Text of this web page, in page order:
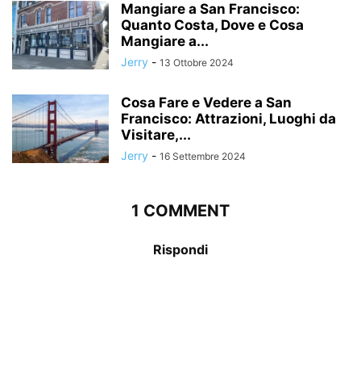
Mangiare a San Francisco:
Quanto Costa, Dove e Cosa
Mangiare a...
Jerry - 13 Ottobre 2024
Cosa Fare e Vedere a San
Francisco: Attrazioni, Luoghi da
Visitare,...
Jerry - 16 Settembre 2024
1 COMMENT
Rispondi